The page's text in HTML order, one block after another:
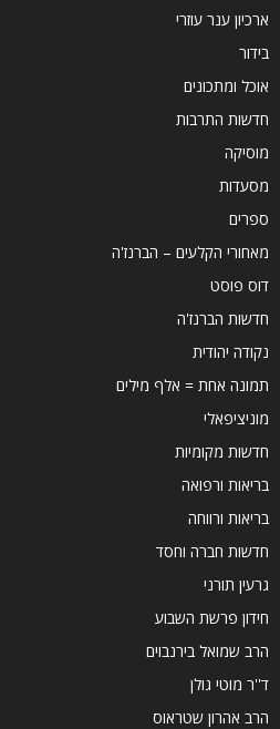
ארכיון ענר עוזרי
בידור
אוכל ומתכונים
חדשות התרבות
מוסיקה
מסעדות
ספרים
מאחורי הקלעים – הברנז'ה
דוס פוסט
חדשות הברנז'ה
נקודה יהודית
תמונה אחת = אלף מילים
מוניציפאלי
חדשות מקומיות
בריאות ורפואה
בריאות ורווחה
חדשות חברה וחסד
גרעין תורני
חידון פרשת השבוע
הרב שמואל בירנבוים
ד''ר מוטי גולן
הרב אהרון שטראוס